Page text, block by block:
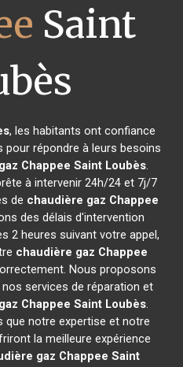
Saint
, les habitants ont confiance
pour répondre à leurs besoins
Chappee Saint Loubès.
à intervenir 24h/24 et 7j/7
de chaudière gaz Chappee
des délais d'intervention
2 heures suivant votre appel,
chaudière gaz Chappee
Nous proposons
services de réparation et
Chappee Saint Loubès.
notre expertise et notre
la meilleure expérience
gaz Chappee Saint